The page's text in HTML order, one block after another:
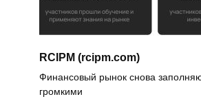
RCIPM (rcipm.com)
Финансовый рынок снова
громкими